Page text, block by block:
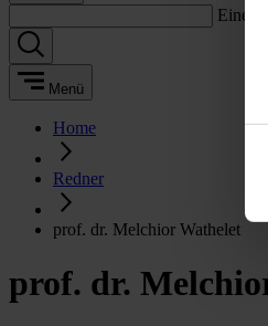
Einen
Menü
Home
Redner
prof. dr. Melchior Wathelet
prof. dr.